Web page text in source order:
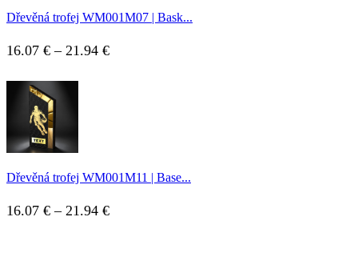
Dřevěná trofej WM001M07 | Bask...
16.07 € – 21.94 €Price
Dřevěná trofej WM001M11 | Base...
16.07 € – 21.94 €Price